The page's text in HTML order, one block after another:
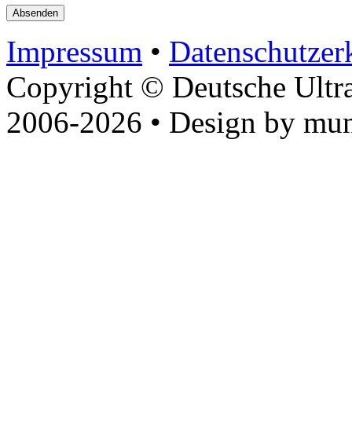
Impressum •
Copyright © Deutsche
2006-2026 • Design by